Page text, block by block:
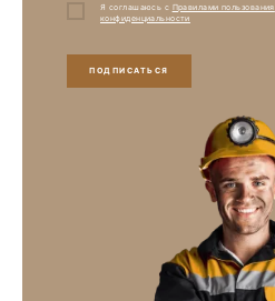
Я соглашаюсь с Правилами пользования
конфиденциальности
ПОДПИСАТЬСЯ